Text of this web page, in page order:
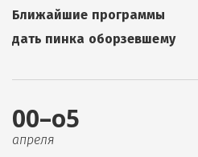
Ближайшие программы
дать пинка оборзевшему
00–о5
апреля